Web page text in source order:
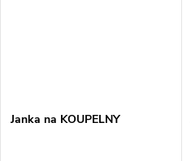
Janka na KOUPELNY